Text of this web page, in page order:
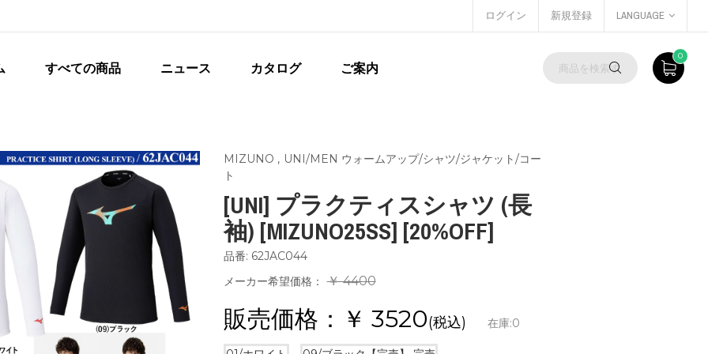
ログイン 新規登録 LANGUAGE
すべての商品 ニュース カタログ ご案内
0
MIZUNO , UNI/MEN ウォームアップ/シャツ/ジャケット/コー
ト
[UNI] プラクティスシャツ (長
袖) [MIZUNO25SS] [20%OFF]
品番: 62JAC044
メーカー希望価格： ￥ 4400
販売価格：￥ 3520(税込) 在庫:0